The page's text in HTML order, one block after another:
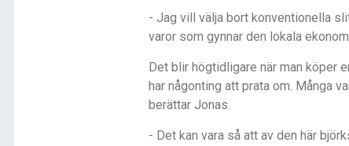
- Jag vill välja bort konventionella
varor som gynnar den lokala
Det blir högtidligare när man köper
har någonting att prata om. Många
berättar Jonas.
- Det kan vara så att av den här